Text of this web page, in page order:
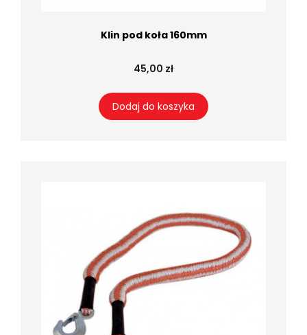
Klin pod koła 160mm
45,00 zł
Dodaj do koszyka